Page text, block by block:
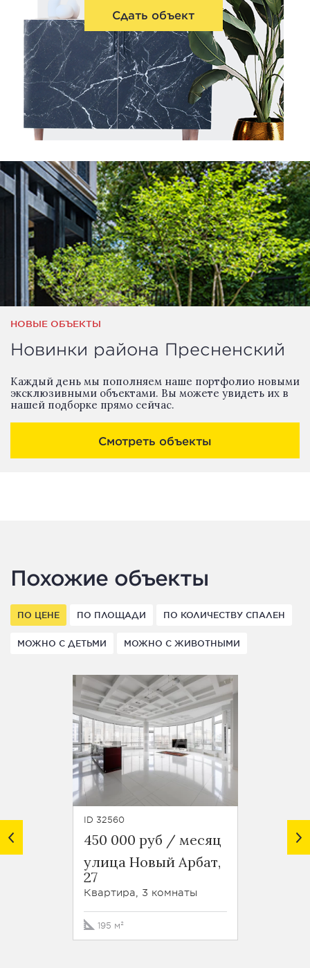
Сдать объект
НОВЫЕ ОБЪЕКТЫ
Новинки района Пресненский
Каждый день мы пополняем наше портфолио новыми
эксклюзивными объектами. Вы можете увидеть их в
нашей подборке прямо сейчас.
Смотреть объекты
Похожие объекты
ПО ЦЕНЕ ПО ПЛОЩАДИ ПО КОЛИЧЕСТВУ СПАЛЕН
МОЖНО С ДЕТЬМИ МОЖНО С ЖИВОТНЫМИ
ID 32560
450 000 руб / месяц
улица Новый Арбат,
27
Квартира, 3 комнаты
195 м²
ID 45293
330